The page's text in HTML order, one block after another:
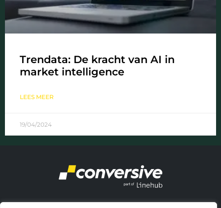
Trendata: De kracht van AI in
market intelligence
LEES MEER
19/04/2024